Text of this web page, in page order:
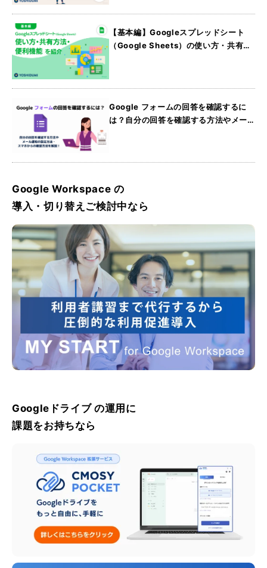
【基本編】Googleスプレッドシート
（Google Sheets）の使い方・共有方
Google フォームの回答を確認するに
は？自分の回答を確認する方法やメー
Google Workspace の
導入・切り替えご検討中なら
Googleドライブ の運用に
課題をお持ちなら